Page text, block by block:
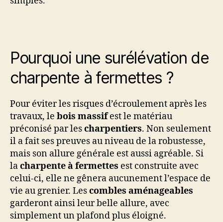
Pourquoi une surélévation de
charpente à fermettes ?
Pour éviter les risques d’écroulement après les
travaux, le bois massifest le matériau
préconisé par lescharpentiers. Non seulement
il a fait ses preuves au niveau de la robustesse,
mais son allure générale est aussi agréable. Si
lacharpente à fermettes est construite avec
celui-ci, elle ne gênera aucunement l’espace de
vie au grenier. Lescombles aménageables
garderont ainsi leur belle allure, avec
simplement un plafond plus éloigné.